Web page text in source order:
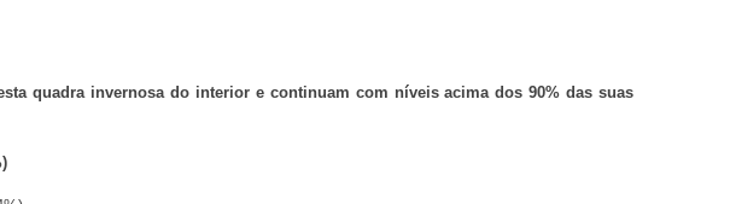
quadra invernosa do interior e continuam com níveis acima dos 90% das suas